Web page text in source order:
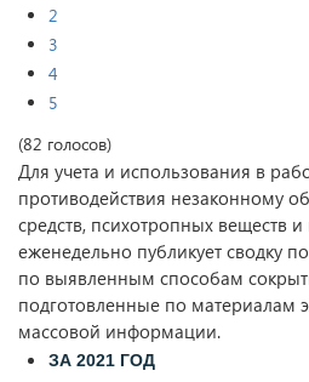
2
3
4
5
(82 голосов)
Для учета и использования в
противодействия незаконному
средств, психотропных веществ
еженедельно публикует сводку
по выявленным способам
подготовленные по материалам
массовой информации.
ЗА 2021 ГОД